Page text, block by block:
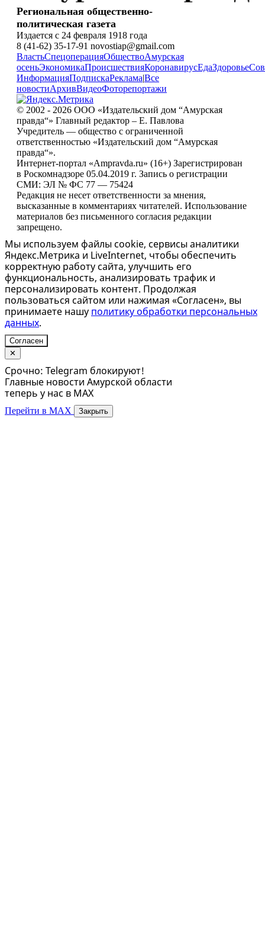
Региональная общественно-
политическая газета
Издается с 24 февраля 1918 года
8 (41-62) 35-17-91 novostiap@gmail.com
ВластьСпецоперацияОбществоАмурская
осеньЭкономикаПроисшествияКоронавирусЕдаЗдоровье
ИнформацияПодпискаРеклама|Все
новостиАрхивВидеоФоторепортажи
© 2002 - 2026 ООО «Издательский дом “Амурская
правда“» Главный редактор – Е. Павлова
Учредитель — общество с ограниченной
ответственностью «Издательский дом “Амурская
правда“».
Интернет-портал «Ampravda.ru» (16+) Зарегистрирован
в Роскомнадзоре 05.04.2019 г. Запись о регистрации
СМИ: ЭЛ № ФС 77 — 75424
Редакция не несет ответственности за мнения,
высказанные в комментариях читателей. Использование
материалов без письменного согласия редакции
запрещено.
Мы используем файлы cookie, сервисы аналитики
Яндекс.Метрика и LiveInternet, чтобы обеспечить
корректную работу сайта, улучшить его
функциональность, анализировать трафик и
персонализировать контент. Продолжая
пользоваться сайтом или нажимая «Согласен», вы
принимаете нашу политику обработки персональных
данных.
Согласен
✕
Срочно: Telegram блокируют!
Главные новости Амурской области
теперь у нас в MAX
Перейти в MAX Закрыть